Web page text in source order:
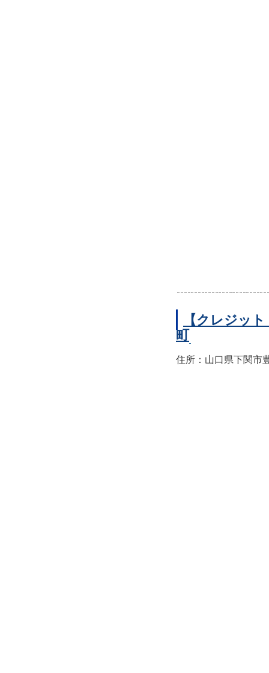
【クレジッ
町
住所：山口県下関市